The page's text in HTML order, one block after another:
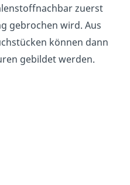
zuerst
gebrochen wird. Aus
können dann
gebildet werden.